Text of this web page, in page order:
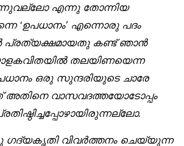
എന്നു തോന്നിയ
‘ഉപധാനം’ എന്നൊരു പദം
പ്രത്യക്ഷമായതു കണ്ട് ഞാൻ
തലയിണയെന്ന
ഒരു സുന്ദരിയുടെ ചാരേ
അതിനെ വാസവദത്തയോടോപ്പം
ഗദ്യകൃതി വിവർത്തനം ചെയ്യുന്ന